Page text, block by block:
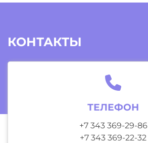
КОНТАКТЫ
ТЕЛЕФОН
+7 343 369-29-86
+7 343 369-22-32